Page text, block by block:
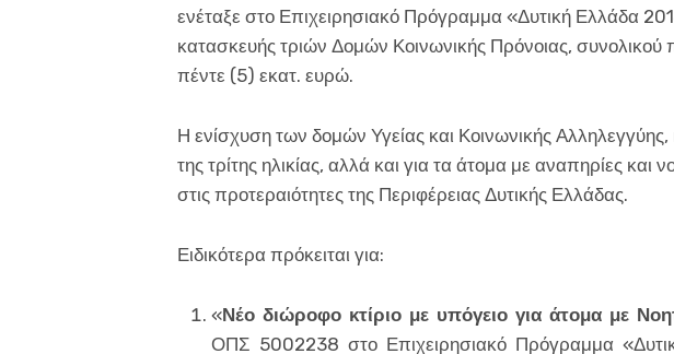
ενέταξε στο Επιχειρησιακό Πρόγραμμα «Δυτική Ελλάδα
κατασκευής τριών Δομών Κοινωνικής Πρόνοιας,
πέντε (5) εκατ. ευρώ.
Η ενίσχυση των δομών Υγείας και Κοινωνικής
της τρίτης ηλικίας, αλλά και για τα άτομα με αναπηρίες και
στις προτεραιότητες της Περιφέρειας Δυτικής Ελλάδας.
Ειδικότερα πρόκειται για:
«Νέο διώροφο κτίριο με υπόγειο για άτομα με
ΟΠΣ 5002238 στο Επιχειρησιακό Πρόγραμμα